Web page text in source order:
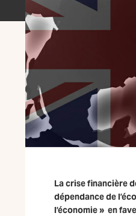
La crise financière
dépendance de
l’économie » en